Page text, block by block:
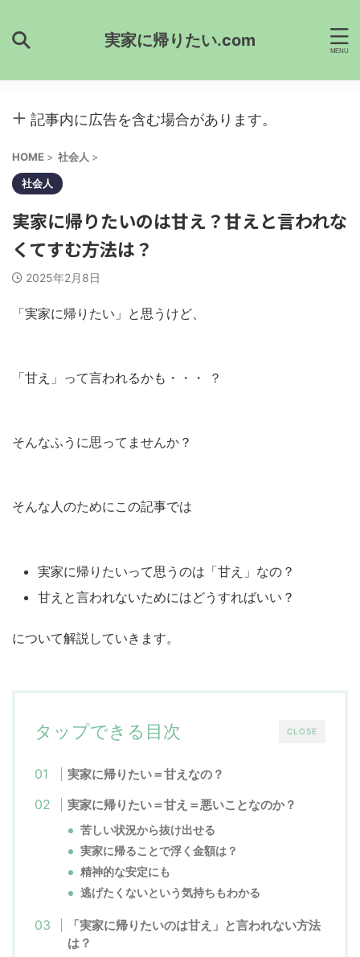
実家に帰りたい.com
記事内に広告を含む場合があります。
HOME > 社会人 >
社会人
実家に帰りたいのは甘え？甘えと言われな
くてすむ方法は？
2025年2月8日
「実家に帰りたい」と思うけど、
「甘え」って言われるかも・・・ ？
そんなふうに思ってませんか？
そんな人のためにこの記事では
実家に帰りたいって思うのは「甘え」なの？
甘えと言われないためにはどうすればいい？
について解説していきます。
CLOSE
タップできる目次
実家に帰りたい＝甘えなの？
実家に帰りたい＝甘え＝悪いことなのか？
苦しい状況から抜け出せる
実家に帰ることで浮く金額は？
精神的な安定にも
逃げたくないという気持ちもわかる
「実家に帰りたいのは甘え」と言われない方法
は？